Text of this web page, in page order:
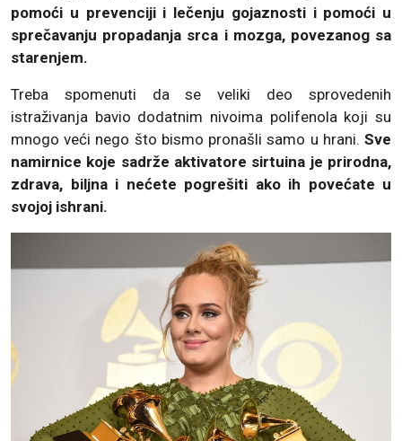
pomoći u prevenciji i lečenju gojaznosti i pomoći u
sprečavanju propadanja srca i mozga, povezanog sa
starenjem.
Treba spomenuti da se veliki deo sprovedenih
istraživanja bavio dodatnim nivoima polifenola koji su
mnogo veći nego što bismo pronašli samo u hrani. Sve
namirnice koje sadrže aktivatore sirtuina je prirodna,
zdrava, biljna i nećete pogrešiti ako ih povećate u
svojoj ishrani.